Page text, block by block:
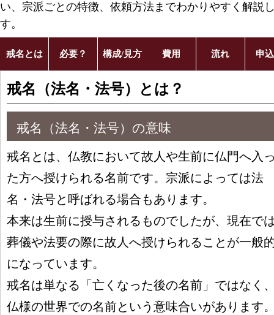
い、宗派ごとの特徴、依頼方法までわかりやすく解説
す。
戒名とは 必要？ 構成/見方 費用 流れ 申
戒名（法名・法号）とは？
戒名（法名・法号）の意味
戒名とは、仏教において故人や生前に仏門へ入
た方へ授けられる名前です。宗派によっては法
名・法号と呼ばれる場合もあります。
本来は生前に授与されるものでしたが、現在で
葬儀や法要の際に故人へ授けられることが一般
になっています。
戒名は単なる「亡くなった後の名前」ではなく
仏様の世界での名前という意味合いがあります